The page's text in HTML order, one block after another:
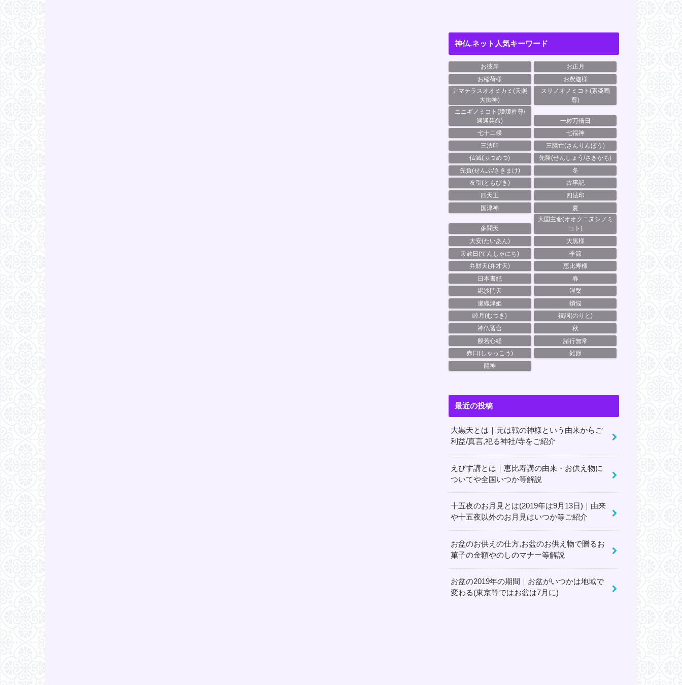
神仏.ネット人気キーワード
お彼岸
お正月
お稲荷様
お釈迦様
アマテラスオオミカミ(天照
大御神)
スサノオノミコト(素戔嗚
尊)
ニニギノミコト(瓊瓊杵尊/
邇邇芸命)
一粒万倍日
七十二候
七福神
三法印
三隣亡(さんりんぼう)
仏滅(ぶつめつ)
先勝(せんしょう/さきがち)
先負(せんぶ/さきまけ)
冬
友引(ともびき)
古事記
四天王
四法印
国津神
夏
多聞天
大国主命(オオクニヌシノミ
コト)
大安(たいあん)
大黒様
天赦日(てんしゃにち)
季節
弁財天(弁才天)
恵比寿様
日本書紀
春
毘沙門天
涅槃
瀬織津姫
煩悩
睦月(むつき)
祝詞(のりと)
神仏習合
秋
般若心経
諸行無常
赤口(しゃっこう)
雑節
龍神
最近の投稿
大黒天とは｜元は戦の神様という由来からご
利益/真言,祀る神社/寺をご紹介
えびす講とは｜恵比寿講の由来・お供え物に
ついてや全国いつか等解説
十五夜のお月見とは(2019年は9月13日)｜由来
や十五夜以外のお月見はいつか等ご紹介
お盆のお供えの仕方,お盆のお供え物で贈るお
菓子の金額やのしのマナー等解説
お盆の2019年の期間｜お盆がいつかは地域で
変わる(東京等ではお盆は7月に)